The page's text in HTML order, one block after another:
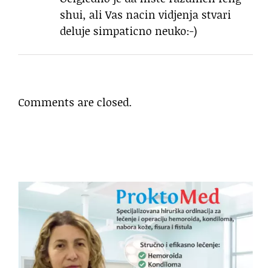
shui, ali Vas nacin vidjenja stvari
deluje simpaticno neuko:-)
Comments are closed.